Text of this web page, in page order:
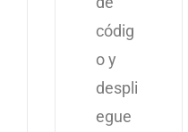
códig
o y
despli
egue